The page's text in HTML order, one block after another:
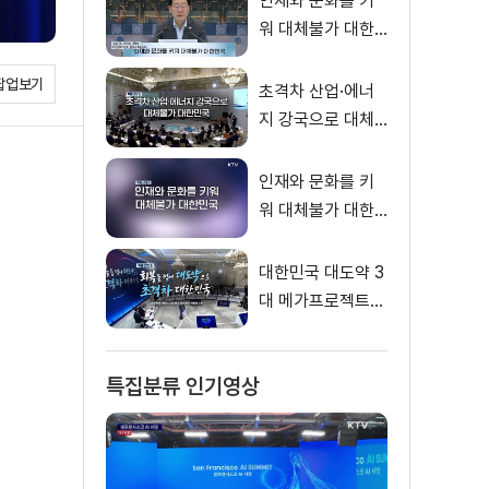
업보기
말씀
워 대체불가 대한
령 모두말씀
초격차 산업·에너
지 강국으로 대체
인재와 문화를 키
워 대체불가 대한
대한민국 대도약 3
대 메가프로젝트
특집분류 인기영상